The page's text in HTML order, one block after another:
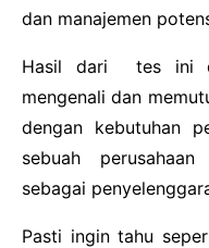
dan manajemen
Hasil dari tes ini
mengenali dan
dengan kebutuhan
sebuah
sebagai
Pasti ingin tahu